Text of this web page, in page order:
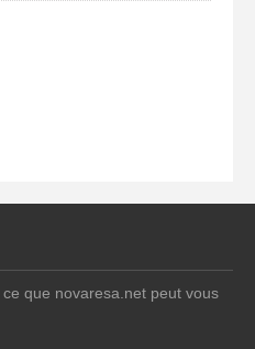
que novaresa.net peut vous